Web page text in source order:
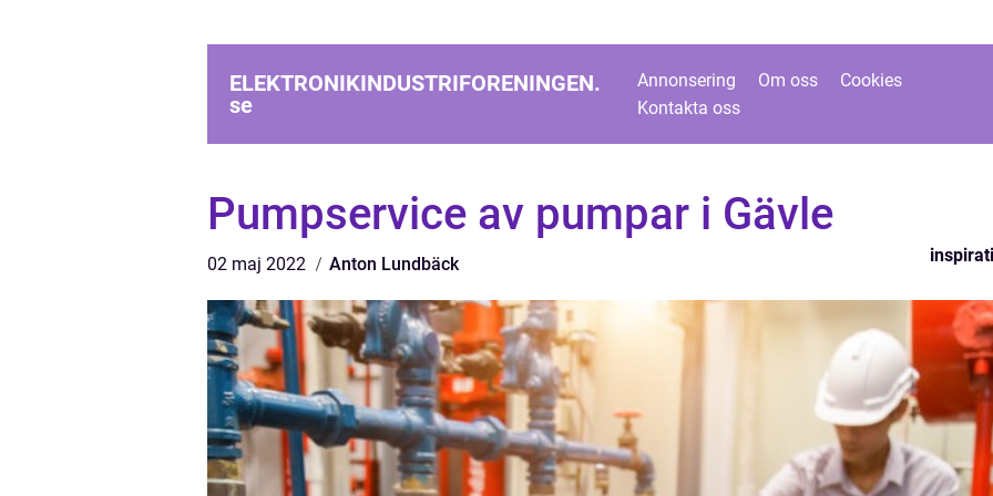
ELEKTRONIKINDUSTRIFORENINGEN.
se
Annonsering Om oss
Cookies
Kontakta oss
Pumpservice av pumpar i Gävle
02 maj 2022 Anton Lundbäck